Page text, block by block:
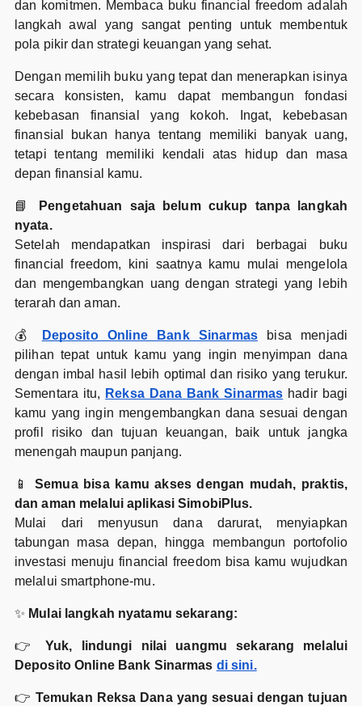
dan komitmen. Membaca buku financial freedom adalah
langkah awal yang sangat penting untuk membentuk
pola pikir dan strategi keuangan yang sehat.
Dengan memilih buku yang tepat dan menerapkan isinya
secara konsisten, kamu dapat membangun fondasi
kebebasan finansial yang kokoh. Ingat, kebebasan
finansial bukan hanya tentang memiliki banyak uang,
tetapi tentang memiliki kendali atas hidup dan masa
depan finansial kamu.
📘
Pengetahuan saja belum cukup tanpa langkah
nyata.
Setelah mendapatkan inspirasi dari berbagai buku
financial freedom, kini saatnya kamu mulai mengelola
dan mengembangkan uang dengan strategi yang lebih
terarah dan aman.
💰 Deposito Online Bank Sinarmas bisa menjadi
pilihan tepat untuk kamu yang ingin menyimpan dana
dengan imbal hasil lebih optimal dan risiko yang terukur.
Sementara itu, Reksa Dana Bank Sinarmas hadir bagi
kamu yang ingin mengembangkan dana sesuai dengan
profil risiko dan tujuan keuangan, baik untuk jangka
menengah maupun panjang.
📱Semua bisa kamu akses dengan mudah, praktis,
dan aman melalui aplikasi SimobiPlus.
Mulai dari menyusun dana darurat, menyiapkan
tabungan masa depan, hingga membangun portofolio
investasi menuju financial freedom bisa kamu wujudkan
melalui smartphone-mu.
✨ Mulai langkah nyatamu sekarang:
👉Yuk, lindungi nilai uangmu sekarang melalui
Deposito Online Bank Sinarmas di sini.
👉 Temukan Reksa Dana yang sesuai dengan tujuan